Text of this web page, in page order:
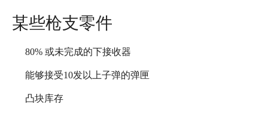
某些枪支零件
80% 或未完成的下接收器
能够接受10发以上子弹的弹匣
凸块库存